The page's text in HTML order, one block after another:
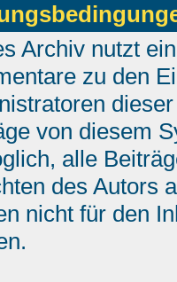
Archiv nutzt
zu den
von diesem
alle
des Autors
nicht für den